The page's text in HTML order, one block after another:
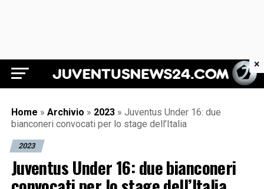
Juventus News 24
Home » Archivio » 2023 » Juventus Under 16: due
bianconeri convocati per lo stage dell’Italia
2023
Juventus Under 16: due bianconeri
×